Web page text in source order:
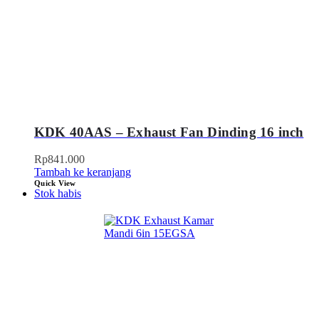
KDK 40AAS – Exhaust Fan Dinding 16 inch
Rp841.000
Tambah ke keranjang
Quick View
Stok habis